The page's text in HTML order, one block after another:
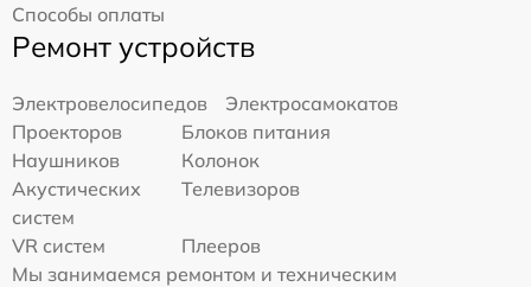
Способы оплаты
Ремонт устройств
Электровелосипедов
Электросамокатов
Проекторов
Блоков питания
Наушников
Колонок
Акустических
систем
Телевизоров
VR систем
Плееров
Мы занимаемся ремонтом и техническим